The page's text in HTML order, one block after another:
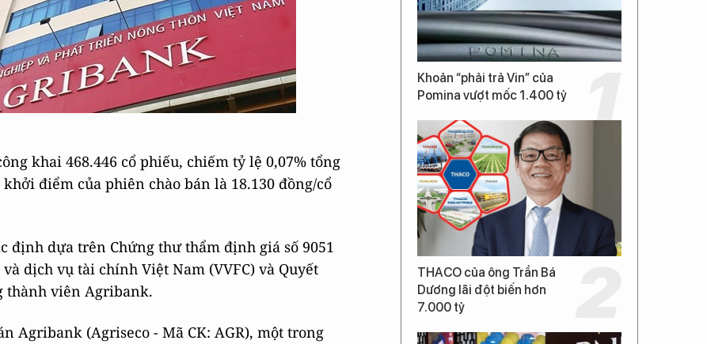
khai 468.446 cổ phiếu, chiếm tỷ lệ 0,07% tổng
điểm của phiên chào bán là 18.130 đồng/cổ
dựa trên Chứng thư thẩm định giá số 9051
dịch vụ tài chính Việt Nam (VVFC) và Quyết
thành viên Agribank.
Agribank (Agriseco - Mã CK: AGR), một trong
Khoản “phải trả Vin” của
Pomina vượt mốc 1.400 tỷ
THACO của ông Trần Bá
Dương lãi đột biến hơn
7.000 tỷ